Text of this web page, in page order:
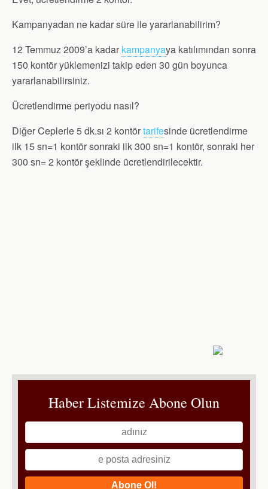
Kampanyadan ne kadar süre ile yararlanabilirim?
12 Temmuz 2009’a kadar kampanyaya katılımından sonra
150 kontör yüklemenizi takip eden 30 gün boyunca
yararlanabilirsiniz.
Ücretlendirme periyodu nasıl?
Diğer Ceplerle 5 dk.sı 2 kontörtarifesinde ücretlendirme
ilk 15 sn=1 kontör sonraki ilk 300 sn=1 kontör, sonraki her
300 sn= 2 kontör şeklinde ücretlendirilecektir.
Haber Listemize Abone Olun